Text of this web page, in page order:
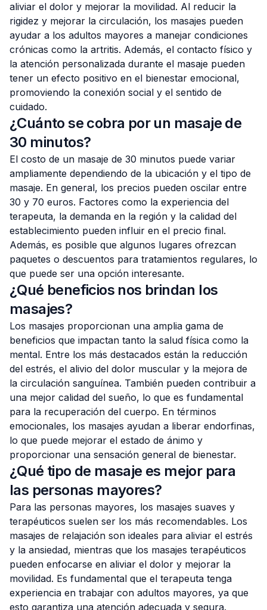
aliviar el dolor y mejorar la movilidad. Al reducir la
rigidez y mejorar la circulación, los masajes pueden
ayudar a los adultos mayores a manejar condiciones
crónicas como la artritis. Además, el contacto físico y
la atención personalizada durante el masaje pueden
tener un efecto positivo en el bienestar emocional,
promoviendo la conexión social y el sentido de
cuidado.
¿Cuánto se cobra por un masaje de
30 minutos?
El costo de un masaje de 30 minutos puede variar
ampliamente dependiendo de la ubicación y el tipo de
masaje. En general, los precios pueden oscilar entre
30 y 70 euros. Factores como la experiencia del
terapeuta, la demanda en la región y la calidad del
establecimiento pueden influir en el precio final.
Además, es posible que algunos lugares ofrezcan
paquetes o descuentos para tratamientos regulares, lo
que puede ser una opción interesante.
¿Qué beneficios nos brindan los
masajes?
Los masajes proporcionan una amplia gama de
beneficios que impactan tanto la salud física como la
mental. Entre los más destacados están la reducción
del estrés, el alivio del dolor muscular y la mejora de
la circulación sanguínea. También pueden contribuir a
una mejor calidad del sueño, lo que es fundamental
para la recuperación del cuerpo. En términos
emocionales, los masajes ayudan a liberar endorfinas,
lo que puede mejorar el estado de ánimo y
proporcionar una sensación general de bienestar.
¿Qué tipo de masaje es mejor para
las personas mayores?
Para las personas mayores, los masajes suaves y
terapéuticos suelen ser los más recomendables. Los
masajes de relajación son ideales para aliviar el estrés
y la ansiedad, mientras que los masajes terapéuticos
pueden enfocarse en aliviar el dolor y mejorar la
movilidad. Es fundamental que el terapeuta tenga
experiencia en trabajar con adultos mayores, ya que
esto garantiza una atención adecuada y segura.